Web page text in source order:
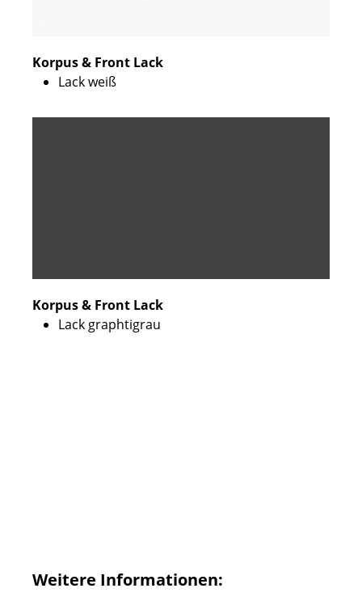
Korpus & Front Lack
Lack weiß
Korpus & Front Lack
Lack graphtigrau
Weitere Informationen: